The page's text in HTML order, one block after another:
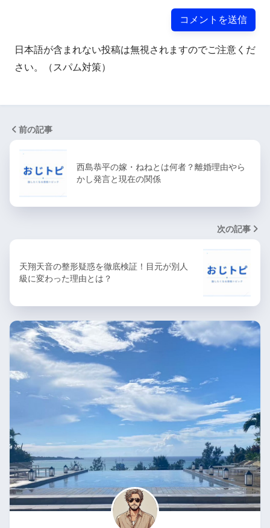
日本語が含まれない投稿は無視されますのでご注意くだ
さい。（スパム対策）
前の記事
西島恭平の嫁・ねねとは何者？離婚理由やら
かし発言と現在の関係
次の記事
天翔天音の整形疑惑を徹底検証！目元が別人
級に変わった理由とは？